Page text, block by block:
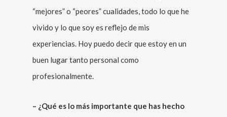
“mejores” o “peores” cualidades, todo lo que he
vivido y lo que soy es reflejo de mis
experiencias. Hoy puedo decir que estoy en un
buen lugar tanto personal como
profesionalmente.
– ¿Qué es lo más importante que has hecho